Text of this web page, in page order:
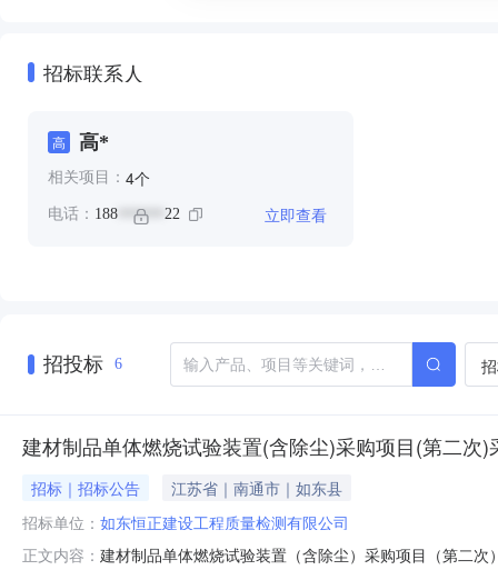
招标联系人
高 高*
相关项目： 4个
电话： 188 ****** 22 立即查看
招投标 6
建材制品单体燃烧试验装置(含除尘)采购项目(第二次)
招标｜招标公告
江苏省｜南通市｜如东县
招标单位： 如东恒正建设工程质量检测有限公司
正文内容： 建材制品单体燃烧试验装置（含除尘）采购项目（第二